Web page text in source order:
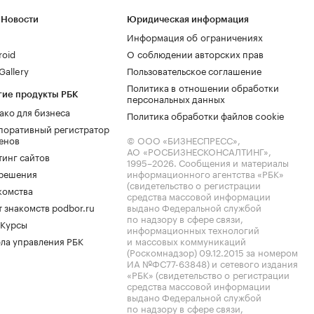
продукты РБК
для бизнеса
регистратор
сайтов
знакомств podbor.ru
управления РБК
Юридическая информация
Информация об ограничениях
О соблюдении авторских прав
Пользовательское соглашение
Политика в отношении обработки
персональных данных
Политика обработки файлов cookie
© ООО «БИЗНЕСПРЕСС»,
АО «РОСБИЗНЕСКОНСАЛТИНГ»,
1995–2026. Сообщения и материалы
информационного агентства «РБК»
(свидетельство о регистрации
средства массовой информации
выдано Федеральной службой
по надзору в сфере связи,
информационных технологий
и массовых коммуникаций
(Роскомнадзор) 09.12.2015 за номером
ИА №ФС77-63848) и сетевого издания
«РБК» (свидетельство о регистрации
средства массовой информации
выдано Федеральной службой
по надзору в сфере связи,